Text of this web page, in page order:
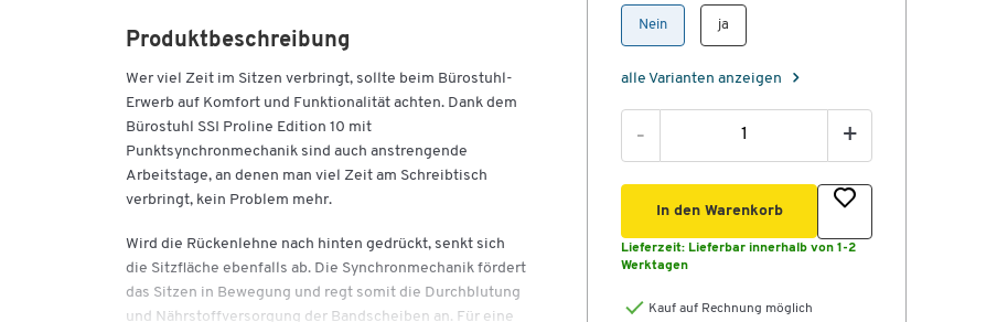
Produktbeschreibung
Wer viel Zeit im Sitzen verbringt, sollte beim Bürostuhl-
Erwerb auf Komfort und Funktionalität achten. Dank dem
Bürostuhl SSI Proline Edition 10 mit
Punktsynchronmechanik sind auch anstrengende
Arbeitstage, an denen man viel Zeit am Schreibtisch
verbringt, kein Problem mehr.
Wird die Rückenlehne nach hinten gedrückt, senkt sich
die Sitzfläche ebenfalls ab. Die Synchronmechanik fördert
das Sitzen in Bewegung und regt somit die Durchblutung
und Nährstoffversorgung der Bandscheiben an. Für eine
Nein ja
alle Varianten anzeigen
- +
In den Warenkorb
Lieferzeit: Lieferbar innerhalb von 1-2
Werktagen
Kauf auf Rechnung möglich